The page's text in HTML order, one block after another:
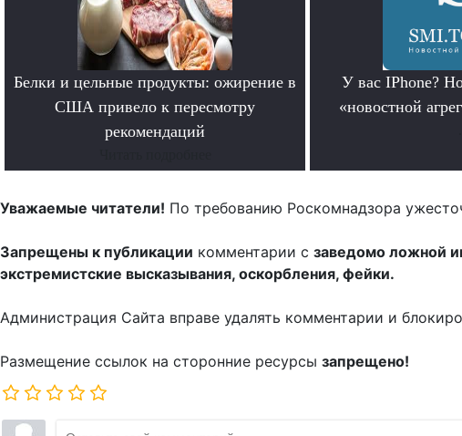
Белки и цельные продукты: ожирение в
США привело к пересмотру
рекомендаций
У вас IPhone?
«новостной
Уважаемые читатели! По требованию Роскомнадзора
Запрещены к публикации комментарии с заведомо ложной
экстремистские высказывания, оскорбления, фейки.
Администрация Сайта вправе удалять комментарии и
Размещение ссылок на сторонние ресурсы запрещено!